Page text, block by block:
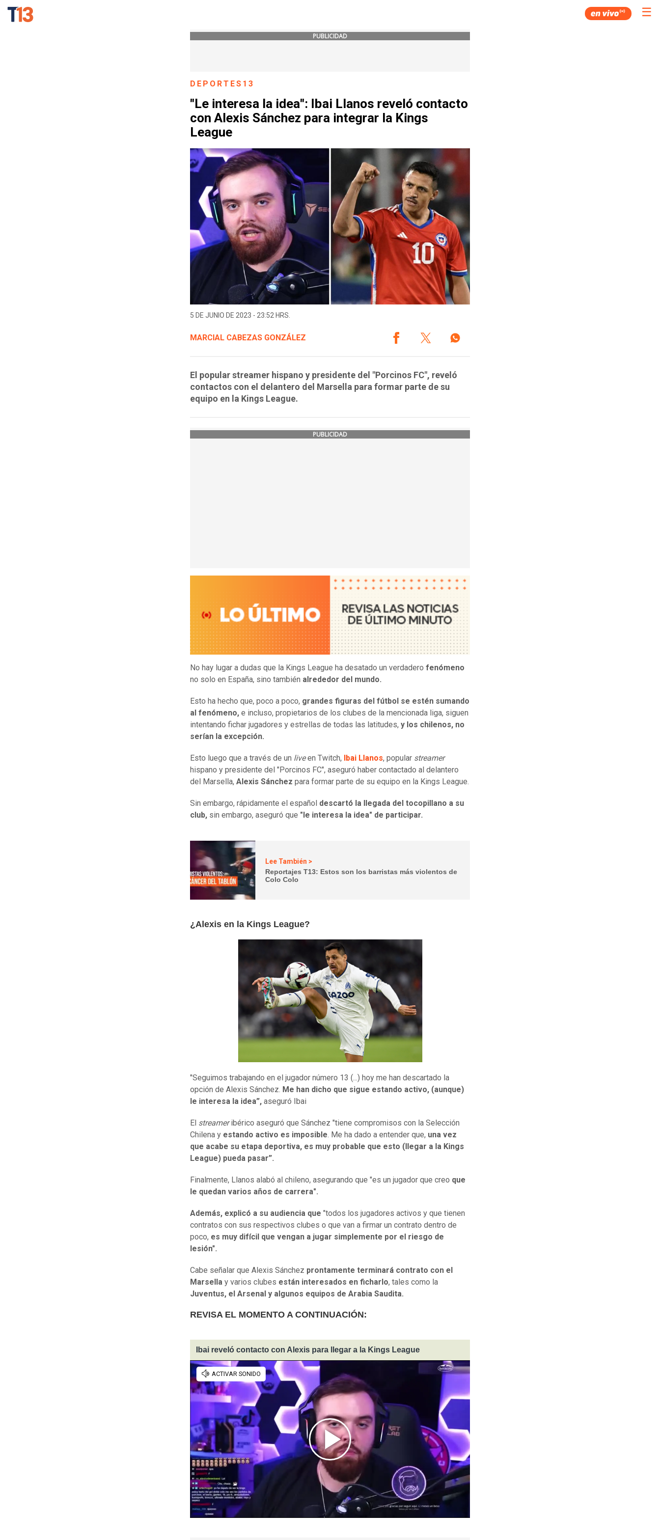
☰
PUBLICIDAD
DEPORTES13
"Le interesa la idea": Ibai Llanos reveló contacto
con Alexis Sánchez para integrar la Kings
League
5 DE JUNIO DE 2023 - 23:52 HRS.
MARCIAL CABEZAS GONZÁLEZ
El popular streamer hispano y presidente del "Porcinos FC", reveló
contactos con el delantero del Marsella para formar parte de su
equipo en la Kings League.
PUBLICIDAD
No hay lugar a dudas que la Kings League ha desatado un verdadero fenómeno
no solo en España, sino también alrededor del mundo.
Esto ha hecho que, poco a poco, grandes figuras del fútbol se estén sumando
al fenómeno, e incluso, propietarios de los clubes de la mencionada liga, siguen
intentando fichar jugadores y estrellas de todas las latitudes, y los chilenos, no
serían la excepción.
Esto luego que a través de un liveen Twitch, Ibai Llanos, popular streamer
hispano y presidente del "Porcinos FC", aseguró haber contactado al delantero
del Marsella, Alexis Sánchez para formar parte de su equipo en la Kings League.
Sin embargo, rápidamente el español descartó la llegada del tocopillano a su
club, sin embargo, aseguró que "le interesa la idea" de participar.
Lee También >
Reportajes T13: Estos son los barristas más violentos de
Colo Colo
¿Alexis en la Kings League?
"Seguimos trabajando en el jugador número 13 (...) hoy me han descartado la
opción de Alexis Sánchez. Me han dicho que sigue estando activo, (aunque)
le interesa la idea”, aseguró Ibai
El streameribérico aseguró que Sánchez "tiene compromisos con la Selección
Chilena y estando activo es imposible. Me ha dado a entender que, una vez
que acabe su etapa deportiva, es muy probable que esto (llegar a la Kings
League) pueda pasar”.
Finalmente, Llanos alabó al chileno, asegurando que "es un jugador que creo que
le quedan varios años de carrera".
Además, explicó a su audiencia que "todos los jugadores activos y que tienen
contratos con sus respectivos clubes o que van a firmar un contrato dentro de
poco, es muy difícil que vengan a jugar simplemente por el riesgo de
lesión".
Cabe señalar que Alexis Sánchez prontamente terminará contrato con el
Marsella y varios clubes están interesados en ficharlo, tales como la
Juventus, el Arsenal y algunos equipos de Arabia Saudita.
REVISA EL MOMENTO A CONTINUACIÓN:
Ibai reveló contacto con Alexis para llegar a la Kings League